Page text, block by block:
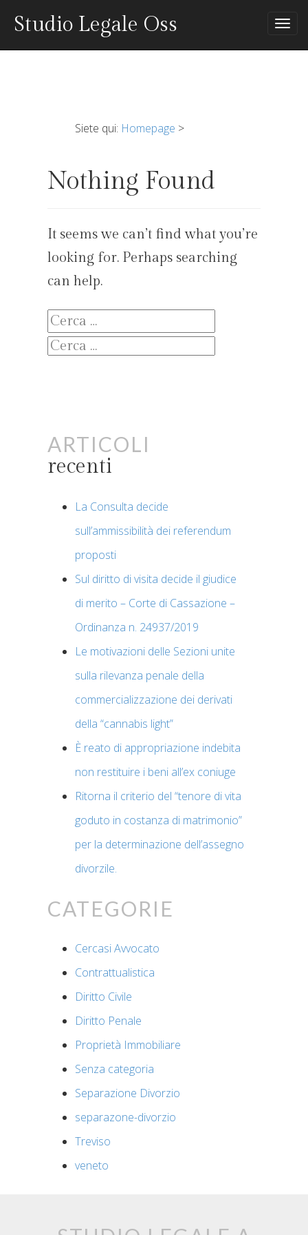
Studio Legale Oss
Siete qui: Homepage >
Nothing Found
It seems we can’t find what you’re
looking for. Perhaps searching
can help.
Ricerca
per:
Ricerca
per:
Articoli
recenti
La Consulta decide
sull’ammissibilità dei referendum
proposti
Sul diritto di visita decide il giudice
di merito – Corte di Cassazione –
Ordinanza n. 24937/2019
Le motivazioni delle Sezioni unite
sulla rilevanza penale della
commercializzazione dei derivati
della “cannabis light”
È reato di appropriazione indebita
non restituire i beni all’ex coniuge
Ritorna il criterio del “tenore di vita
goduto in costanza di matrimonio”
per la determinazione dell’assegno
divorzile.
Categorie
Cercasi Avvocato
Contrattualistica
Diritto Civile
Diritto Penale
Proprietà Immobiliare
Senza categoria
Separazione Divorzio
separazone-divorzio
Treviso
veneto